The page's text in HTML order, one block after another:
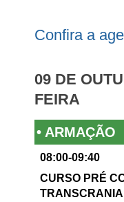
Confira a
09 DE
FEIRA
• ARMAÇÃO
08:00-09:40
CURSO PRÉ